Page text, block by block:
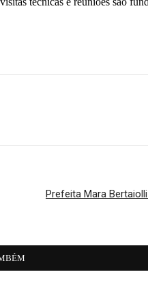
Prefeita Mara